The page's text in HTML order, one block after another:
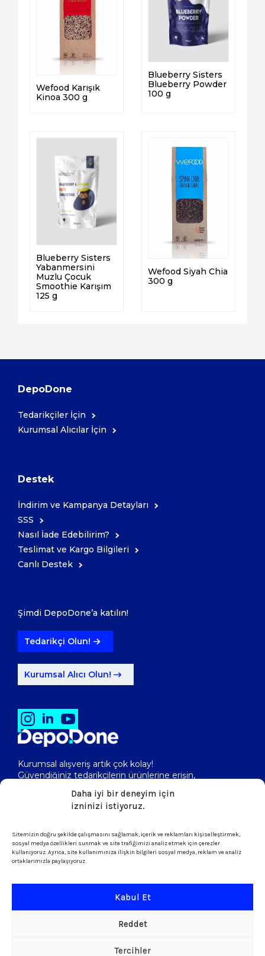
Daha iyi bir deneyim için
izninizi istiyoruz.
Sitemizin doğru şekilde çalışmasını sağlamak, içerik ve reklamları kişiselleştirmek,
sosyal medya özellikleri sunmak ve site trafiğimizi analiz etmek için çerezler
kullanıyoruz. Ayrıca, site kullanımınıza ilişkin bilgileri sosyal medya, reklam ve analiz
ortaklarımızla paylaşıyoruz.
Kabul Et
Reddet
Tercihler
Wefood Karışık
Kinoa 300 g
Blueberry Sisters
Blueberry Powder
100 g
Blueberry Sisters
Yabanmersini
Muzlu Çocuk
Smoothie Karışım
125 g
Wefood Siyah Chia
300 g
Kurumsal alışveriş artık çok kolay!
Güvendiğiniz tedarikçilerin ürünlerine erişin,
isletme@depodone.com
DepoDone
Tedarikçiler İçin
Kurumsal Alıcılar İçin
Destek
İndirim ve Kampanya Detayları
SSS
Nasıl İade Edebilirim?
Teslimat ve Kargo Bilgileri
Canlı Destek
Şimdi DepoDone’a katılın!
Tedarikçi Olun!
Kurumsal Alıcı Olun!
Şartlar ve Koşullar